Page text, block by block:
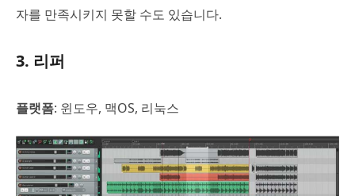
자를 만족시키지 못할 수도 있습니다.
3. 리퍼
플랫폼: 윈도우, 맥OS, 리눅스